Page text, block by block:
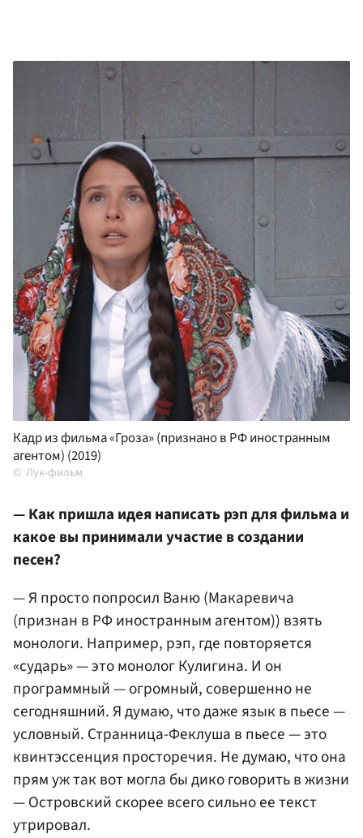
Кадр из фильма «Гроза» (признано в РФ иностранным
агентом) (2019)
Лук-фильм
— Как пришла идея написать рэп для фильма и
какое вы принимали участие в создании
песен?
— Я просто попросил Ваню (Макаревича
(признан в РФ иностранным агентом)) взять
монологи. Например, рэп, где повторяется
«сударь» — это монолог Кулигина. И он
программный — огромный, совершенно не
сегодняшний. Я думаю, что даже язык в пьесе —
условный. Странница-Феклуша в пьесе — это
квинтэссенция просторечия. Не думаю, что она
прям уж так вот могла бы дико говорить в жизни
— Островский скорее всего сильно ее текст
утрировал.